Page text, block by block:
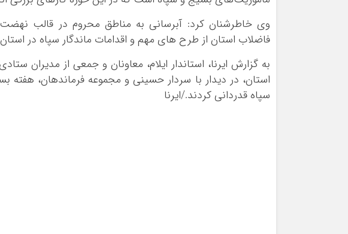
وی خاطرشنان کرد: آبرسانی به مناطق محروم در قالب
فاضلاب استان از طرح های مهم و اقدامات ماندگار سپاه در
به گزارش ایرنا، استاندار ایلام، معاونان و جمعی از مدیران
استان، در دیدار با سردار حسینی و مجموعه فرماندهان،
سپاه قدردانی کردند./ایرنا